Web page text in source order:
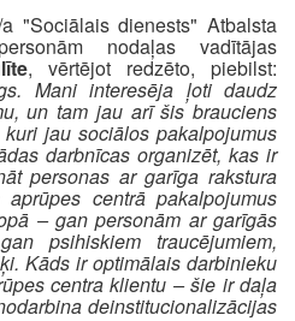
"Sociālais dienests" Atbalsta
nodaļas vadītājas
, vērtējot redzēto, piebilst:
Mani interesēja ļoti daudz
un tam jau arī šis brauciens
jau sociālos pakalpojumus
darbnīcas organizēt, kas ir
personas ar garīga rakstura
centrā pakalpojumus
– gan personām ar garīgās
psihiskiem traucējumiem,
Kāds ir optimālais darbinieku
centra klientu – šie ir daļa
deinstitucionalizācijas